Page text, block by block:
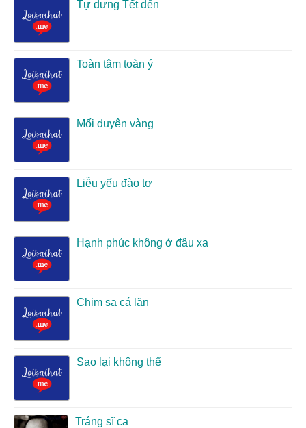
Tự dưng Tết đến
Toàn tâm toàn ý
Mối duyên vàng
Liễu yếu đào tơ
Hạnh phúc không ở đâu xa
Chim sa cá lặn
Sao lại không thể
Tráng sĩ ca